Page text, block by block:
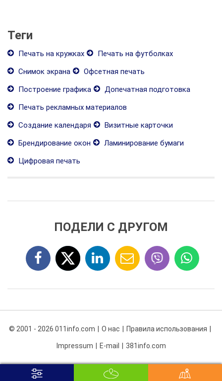
Теги
Печать на кружках
Печать на футболках
Снимок экрана
Офсетная печать
Построение графика
Допечатная подготовка
Печать рекламных материалов
Создание календаря
Визитные карточки
Брендирование окон
Ламинирование бумаги
Цифровая печать
ПОДЕЛИ С ДРУГОМ
© 2001 - 2026 011info.com О нас Правила использования
Impressum E-mail 381info.com